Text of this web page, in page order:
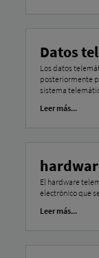
Datos
Los datos
posteriormente
sistema
Leer más...
El hardware
electrónico que
Leer más...